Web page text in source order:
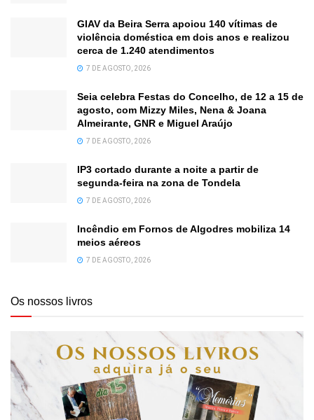
GIAV da Beira Serra apoiou 140 vítimas de
violência doméstica em dois anos e realizou
cerca de 1.240 atendimentos
7 DE AGOSTO, 2026
Seia celebra Festas do Concelho, de 12 a 15 de
agosto, com Mizzy Miles, Nena & Joana
Almeirante, GNR e Miguel Araújo
7 DE AGOSTO, 2026
IP3 cortado durante a noite a partir de
segunda-feira na zona de Tondela
7 DE AGOSTO, 2026
Incêndio em Fornos de Algodres mobiliza 14
meios aéreos
7 DE AGOSTO, 2026
Os nossos livros